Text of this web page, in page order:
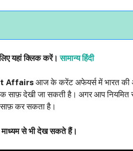
लिए यहां क्लिक करें।सामान्‍य हिंंदी
Affairs आज के करेंट अफेयर्स में भारत की
साफ़ देखी जा सकती है। अगर आप नियमित
साफ़ कर सकता है।
माध्‍यम से भी देख सकते हैं।